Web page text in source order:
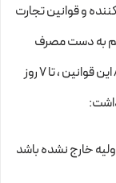
و قوانین تجارت
به دست مصرف
کننده برسند. بعد از تحویل مشتری طبق ماده ۸-۸ این قوانین ، تا ۷ روز
خارج نشده باشد